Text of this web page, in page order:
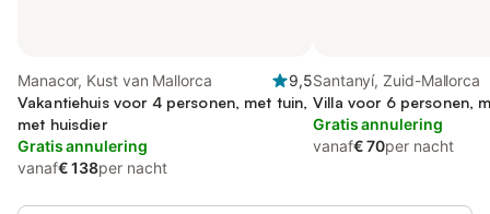
Manacor, Kust van Mallorca
9,5
Vakantiehuis voor 4 personen, met tuin,
met huisdier
Gratis annulering
vanaf€ 138per nacht
Santanyí, Zuid-Mallorca
Villa voor 6 personen,
Gratis annulering
vanaf€ 70per nacht